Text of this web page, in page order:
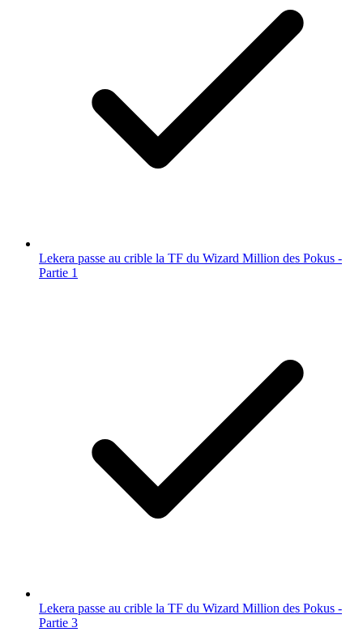
Lekera passe au crible la TF du Wizard Million des Pokus -
Partie 1
Lekera passe au crible la TF du Wizard Million des Pokus -
Partie 3